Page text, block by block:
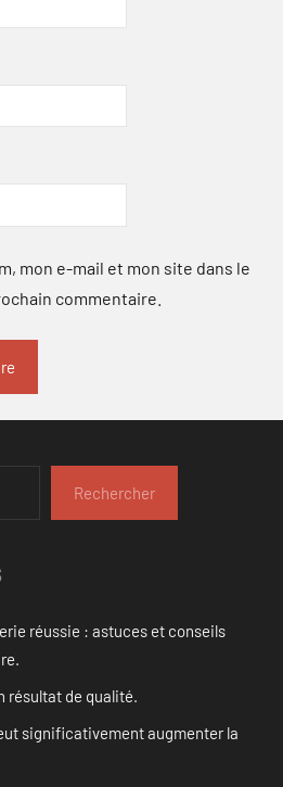
mon e-mail et mon site dans le
commentaire.
Rechercher
réussie : astuces et conseils
résultat de qualité.
significativement augmenter la